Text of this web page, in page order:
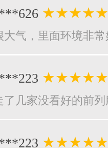
★★★★★
气，里面环境非常
★★★★★
了几家没看好的前
★★★★★